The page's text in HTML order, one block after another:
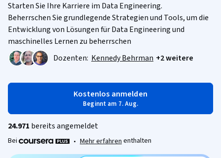
Starten Sie Ihre Karriere im Data Engineering.
Beherrschen Sie grundlegende Strategien und Tools, um die
Entwicklung von Lösungen für Data Engineering und
maschinelles Lernen zu beherrschen
Dozenten: Kennedy Behrman +2 weitere
Kostenlos anmelden
Beginnt am 7. Aug.
24.971 bereits angemeldet
Bei • Mehr erfahren enthalten